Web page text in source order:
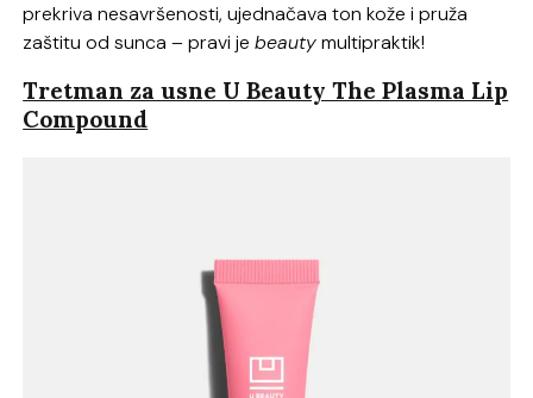
prekriva nesavršenosti, ujednačava ton kože i pruža
zaštitu od sunca – pravi jebeautymultipraktik!
Tretman za usne U Beauty The Plasma Lip
Compound